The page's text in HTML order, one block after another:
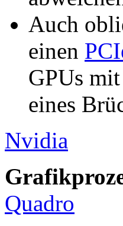
Auch
einen
GPUs
eines
Nvidia
Quadro